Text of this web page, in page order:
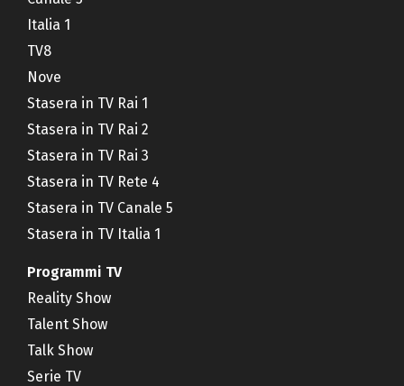
Italia 1
TV8
Nove
Stasera in TV Rai 1
Stasera in TV Rai 2
Stasera in TV Rai 3
Stasera in TV Rete 4
Stasera in TV Canale 5
Stasera in TV Italia 1
Programmi TV
Reality Show
Talent Show
Talk Show
Serie TV